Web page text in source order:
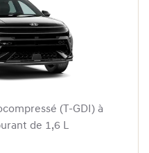
(T-GDI) à
de 1,6 L